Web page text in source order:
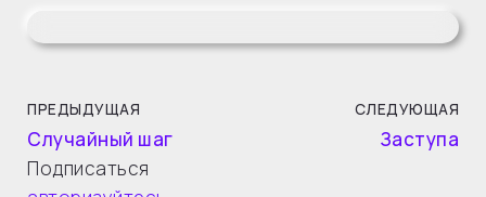
ПРЕДЫДУЩАЯ
Случайный шаг
СЛЕДУЮЩАЯ
Заступа
Подписаться